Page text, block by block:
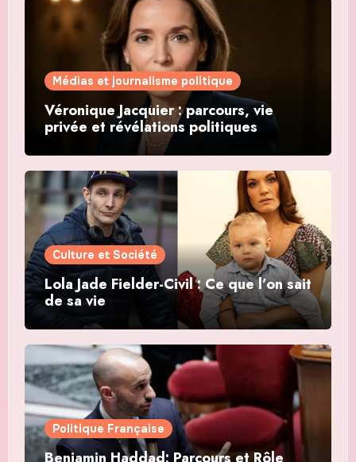
Médias et journalisme politique
Véronique Jacquier : parcours, vie
privée et révélations politiques
Culture et Société
Lola Jade Fielder-Civil : Ce que l’on sait
de sa vie
Politique Française